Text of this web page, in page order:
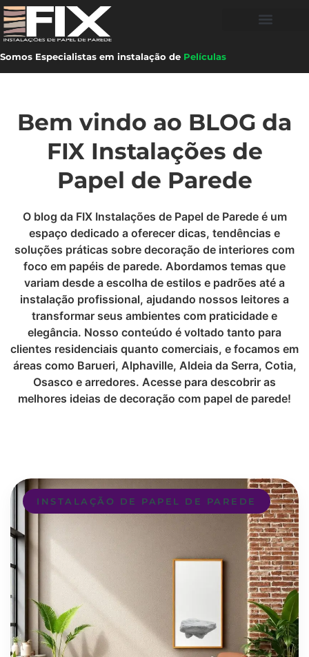
Somos Especialistas em instalação de Películas
Bem vindo ao BLOG da
FIX Instalações de
Papel de Parede
O blog da FIX Instalações de Papel de Parede é um
espaço dedicado a oferecer dicas, tendências e
soluções práticas sobre decoração de interiores com
foco em papéis de parede. Abordamos temas que
variam desde a escolha de estilos e padrões até a
instalação profissional, ajudando nossos leitores a
transformar seus ambientes com praticidade e
elegância. Nosso conteúdo é voltado tanto para
clientes residenciais quanto comerciais, e focamos em
áreas como Barueri, Alphaville, Aldeia da Serra, Cotia,
Osasco e arredores. Acesse para descobrir as
melhores ideias de decoração com papel de parede!
INSTALAÇÃO DE PAPEL DE PAREDE